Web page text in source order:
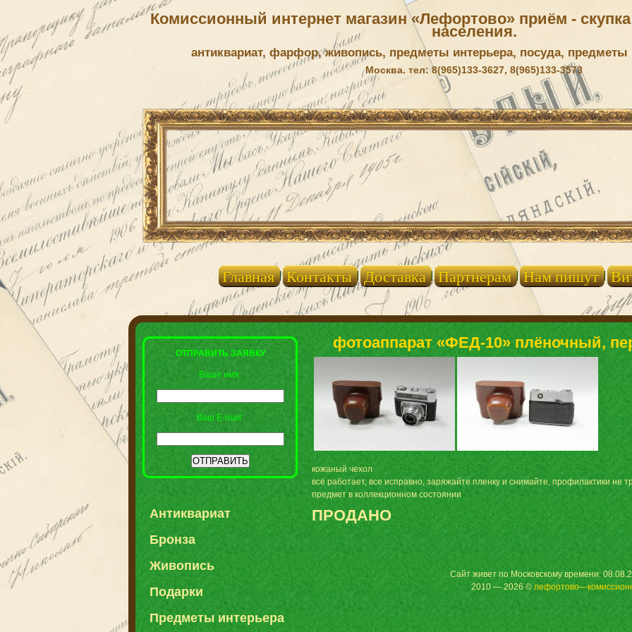
Комиссионный интернет магазин «Лефортово» приём -
населения.
антиквариат, фарфор, живопись, предметы интерьера, посуда, предметы
Москва. тел: 8(965)133-3627, 8(965)133-3573
Главная Контакты Доставка Партнерам Нам пишут
ОТПРАВИТЬ ЗАЯВКУ
Ваше имя:
Ваш E-mail:
Антиквариат
Бронза
Живопись
Подарки
Предметы интерьера
фотоаппарат «ФЕД-10» плёночный,
кожаный чехол
всё работает, все исправно, заряжайте пленку и снимайте, профилактики не
предмет в коллекционном состоянии
ПРОДАНО
Сайт живет по Московскому времени:
2010 — 2026 ©